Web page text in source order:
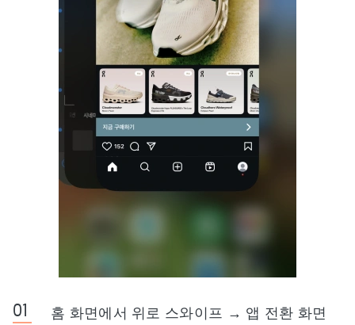
홈 화면에서 위로 스와이프 → 앱 전환 화면